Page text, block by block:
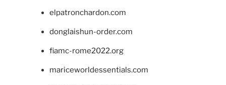
elpatronchardon.com
donglaishun-order.com
fiamc-rome2022.org
mariceworldessentials.com